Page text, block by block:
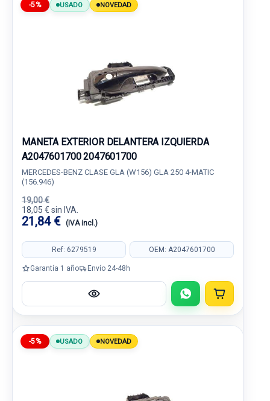
-5% USADO NOVEDAD
MANETA EXTERIOR DELANTERA IZQUIERDA
A2047601700 2047601700
MERCEDES-BENZ CLASE GLA (W156) GLA 250 4-MATIC
(156.946)
19,00 €
18,05 € sin IVA.
21,84 € (IVA incl.)
Ref: 6279519 OEM: A2047601700
Garantía 1 año Envío 24-48h
-5% USADO NOVEDAD